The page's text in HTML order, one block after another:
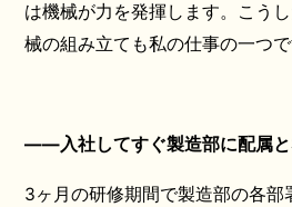
は機械が力を発揮します。こう
械の組み立ても私の仕事の一つで
——入社してすぐ製造部に配属と
3ヶ月の研修期間で製造部の各部